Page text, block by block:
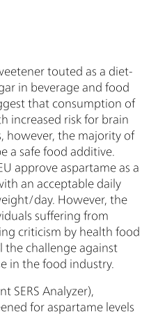
touted as a diet-
in beverage and food
that consumption of
increased risk for brain
however, the majority of
a safe food additive.
approve aspartame as a
an acceptable daily
day. However, the
suffering from
criticism by health food
the challenge against
in the food industry.
SERS Analyzer),
for aspartame levels